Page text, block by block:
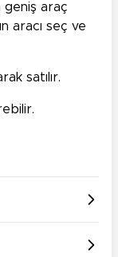
geniş araç
aracı seç ve
satılır.